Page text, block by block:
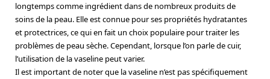
longtemps comme ingrédient dans de nombreux produits de
soins de la peau. Elle est connue pour ses propriétés hydratantes
et protectrices, ce qui en fait un choix populaire pour traiter les
problèmes de peau sèche. Cependant, lorsque l’on parle de cuir,
l’utilisation de la vaseline peut varier.
Il est important de noter que la vaseline n’est pas spécifiquement